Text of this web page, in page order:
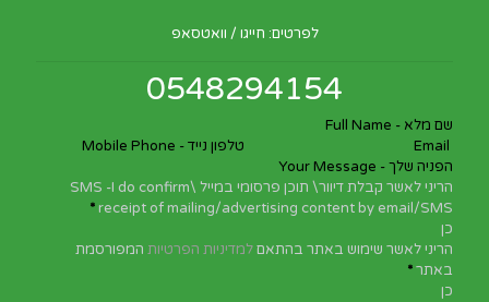
לפרטים: חייגו / וואטסאפ
0548294154
הריני לאשר קבלת דיוור\ תוכן פרסומי במייל \SMS -I do confirm
receipt of mailing/advertising content by email/SMS
*
כן
הריני לאשר שימוש באתר בהתאםלמדיניות הפרטיות המפורסמת
באתר*
כן